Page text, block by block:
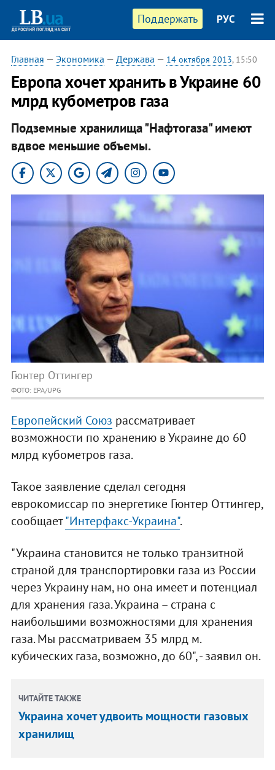
Поддержать РУС
Главная — Экономика — Держава — 14 октября 2013, 15:50
Европа хочет хранить в Украине 60
млрд кубометров газа
Подземные хранилища "Нафтогаза" имеют
вдвое меньшие объемы.
Гюнтер Оттингер
ФОТО: EPA/UPG
Европейский Союз рассматривает
возможности по хранению в Украине до 60
млрд кубометров газа.
Такое заявление сделал сегодня
еврокомиссар по энергетике Гюнтер Оттингер,
сообщает"Интерфакс-Украина".
"Украина становится не только транзитной
страной для транспортировки газа из России
через Украину нам, но она имеет и потенциал
для хранения газа. Украина – страна с
наибольшими возможностями для хранения
газа. Мы рассматриваем 35 млрд м.
кубических газа, возможно, до 60", - заявил он.
ЧИТАЙТЕ ТАКЖЕ
Украина хочет удвоить мощности газовых
хранилищ